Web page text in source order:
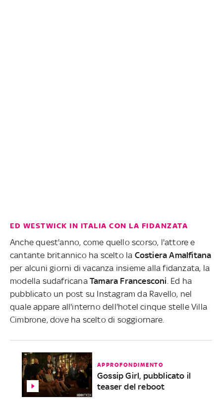
ED WESTWICK IN ITALIA CON LA FIDANZATA
Anche quest'anno, come quello scorso, l'attore e
cantante britannico ha scelto la Costiera Amalfitana
per alcuni giorni di vacanza insieme alla fidanzata, la
modella sudafricana Tamara Francesconi . Ed ha
pubblicato un post su Instagram da Ravello, nel
quale appare all'interno dell'hotel cinque stelle Villa
Cimbrone, dove ha scelto di soggiornare.
APPROFONDIMENTO
Gossip Girl, pubblicato il
teaser del reboot